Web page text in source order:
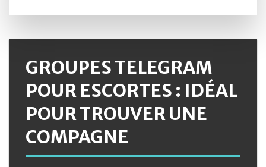
GROUPES TELEGRAM
POUR ESCORTES : IDÉAL
POUR TROUVER UNE
COMPAGNE